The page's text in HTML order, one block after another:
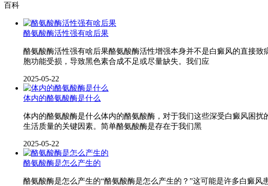
百科
酪氨酸酶活性强有啥后果
酪氨酸酶活性强有啥后果酪氨酸酶活性增强本身并不是白癜风的直接
胞功能受损，导致黑色素合成不足或尽量缺失。我们应
2025-05-22
体内的酪氨酸酶是什么
体内的酪氨酸酶是什么体内的酪氨酸酶，对于我们这些深受白癜风困
生活质量的关键因素。简单酪氨酸酶是存在于我们黑
2025-05-22
酪氨酸酶是怎么产生的
酪氨酸酶是怎么产生的“酪氨酸酶是怎么产生的？”这可能是许多白癜